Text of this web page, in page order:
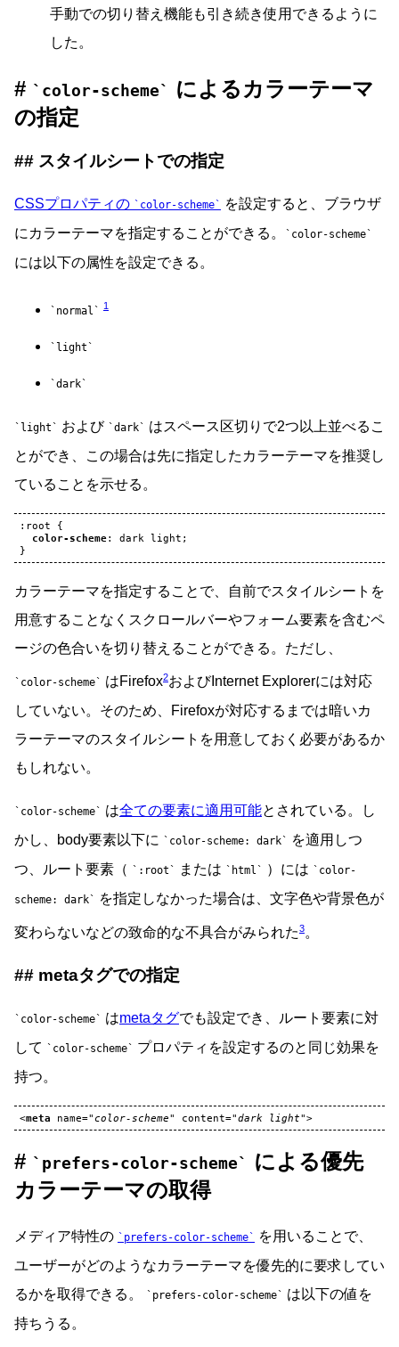
手動での切り替え機能も引き続き使用できるように
した。
color-scheme
によるカラーテーマ
の指定
スタイルシートでの指定
CSSプロパティの color-scheme
を設定すると、ブラウザ
にカラーテーマを指定することができる。
color-scheme
には以下の属性を設定できる。
normal 1
light
dark
light および dark
はスペース区切りで2つ以上並べるこ
とができ、この場合は先に指定したカラーテーマを推奨し
ていることを示せる。
: root
{
color-scheme: dark light ;
}
カラーテーマを指定することで、自前でスタイルシートを
用意することなくスクロールバーやフォーム要素を含むペ
ージの色合いを切り替えることができる。ただし、
color-scheme はFirefox2およびInternet Explorerには対応
していない。そのため、Firefoxが対応するまでは暗いカ
ラーテーマのスタイルシートを用意しておく必要があるか
もしれない。
color-scheme は全ての要素に適用可能とされている。し
かし、body要素以下に
color-scheme: dark
を適用しつ
つ、ルート要素（
:root または html ）には color-
scheme: dark を指定しなかった場合は、文字色や背景色が
変わらないなどの致命的な不具合がみられた3。
metaタグでの指定
color-scheme はmetaタグでも設定でき、ルート要素に対
して
color-scheme
プロパティを設定するのと同じ効果を
持つ。
<meta name="color-scheme" content="dark light">
prefers-color-scheme
による優先
カラーテーマの取得
メディア特性の prefers-color-scheme
を用いることで、
ユーザーがどのようなカラーテーマを優先的に要求してい
るかを取得できる。
prefers-color-scheme
は以下の値を
持ちうる。